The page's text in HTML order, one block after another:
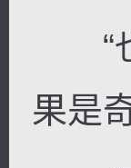
“也
果是